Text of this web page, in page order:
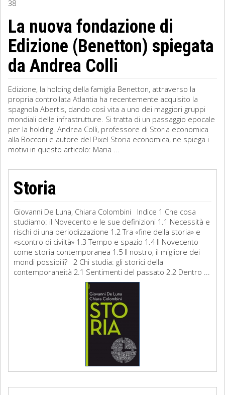
Sociologia
Filosofia
Storia
Matematica
Diritto
38
La nuova fondazione di
Edizione (Benetton) spiegata
da Andrea Colli
Edizione, la holding della famiglia Benetton, attraverso la
propria controllata Atlantia ha recentemente acquisito la
spagnola Abertis, dando così vita a uno dei maggiori gruppi
mondiali delle infrastrutture. Si tratta di un passaggio epocale
per la holding. Andrea Colli, professore di Storia economica
alla Bocconi e autore del Pixel Storia economica, ne spiega i
motivi in questo articolo: Maria ...
Storia
Giovanni De Luna, Chiara Colombini Indice 1 Che cosa
studiamo: il Novecento e le sue definizioni 1.1 Necessità e
rischi di una periodizzazione 1.2 Tra «fine della storia» e
«scontro di civiltà» 1.3 Tempo e spazio 1.4 Il Novecento
come storia contemporanea 1.5 Il nostro, il migliore dei
mondi possibili? 2 Chi studia: gli storici della
contemporaneità 2.1 Sentimenti del passato 2.2 Dentro ...